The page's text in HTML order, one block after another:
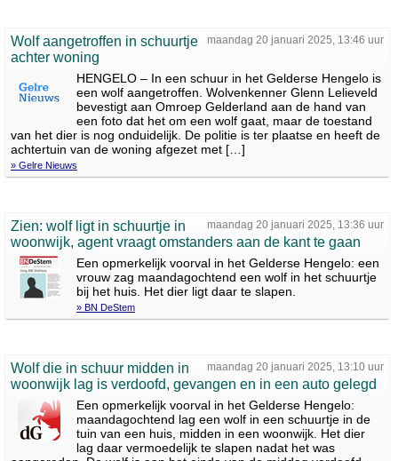
maandag 20 januari 2025, 13:46 uur
Wolf aangetroffen in schuurtje
achter woning
HENGELO – In een schuur in het Gelderse Hengelo is
een wolf aangetroffen. Wolvenkenner Glenn Lelieveld
bevestigt aan Omroep Gelderland aan de hand van
een foto dat het om een wolf gaat, maar de toestand
van het dier is nog onduidelijk. De politie is ter plaatse en heeft de
achtertuin van de woning afgezet met […]
» Gelre Nieuws
maandag 20 januari 2025, 13:36 uur
Zien: wolf ligt in schuurtje in
woonwijk, agent vraagt omstanders aan de kant te gaan
Een opmerkelijk voorval in het Gelderse Hengelo: een
vrouw zag maandagochtend een wolf in het schuurtje
bij het huis. Het dier ligt daar te slapen.
» BN DeStem
maandag 20 januari 2025, 13:10 uur
Wolf die in schuur midden in
woonwijk lag is verdoofd, gevangen en in een auto gelegd
Een opmerkelijk voorval in het Gelderse Hengelo:
maandagochtend lag een wolf in een schuurtje in de
tuin van een huis, midden in een woonwijk. Het dier
lag daar vermoedelijk te slapen nadat het was